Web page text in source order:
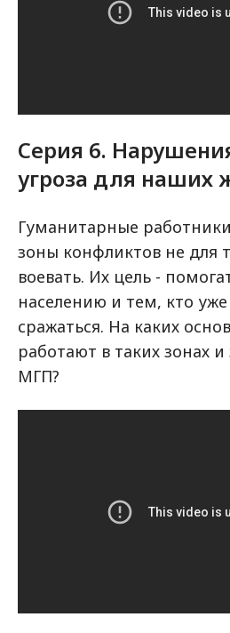
Серия 6.
угроза для наших
Гуманитарные
зоны конфликтов не для
воевать. Их цель -
населению и тем, кто
сражаться. На каких
работают в таких зонах
МГП?